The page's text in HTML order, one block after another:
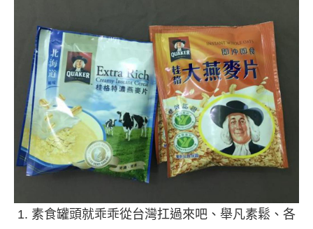
素食罐頭就乖乖從台灣扛過來吧、舉凡素鬆、各